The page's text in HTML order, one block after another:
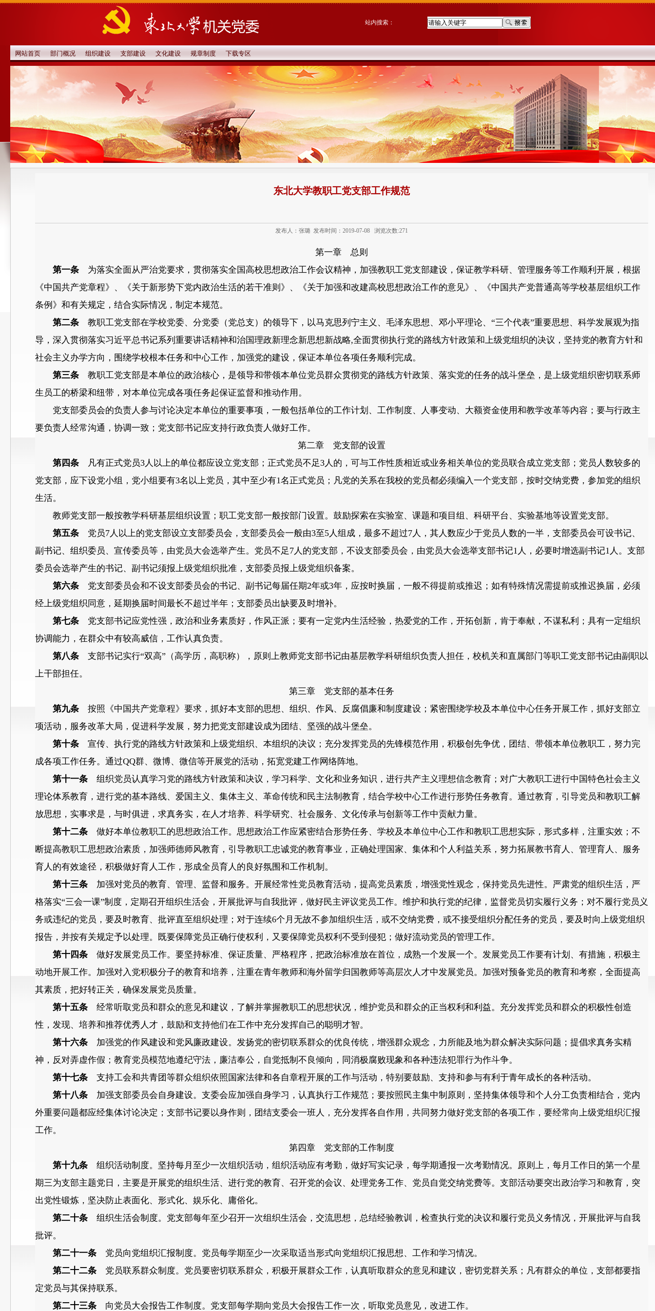
站内搜索：
网站首页 部门概况 组织建设 支部建设 文化建设 规章制度 下载专区
东北大学教职工党支部工作规范
发布人：张璐 发布时间：2019-07-08 浏览次数:271
第一章 总则
第一条 为落实全面从严治党要求，贯彻落实全国高校思想政治工作会议精神，加强教职工党支部建设，保证教学科研、管理服务等工作顺利开展，根据
《中国共产党章程》、《关于新形势下党内政治生活的若干准则》、《关于加强和改建高校思想政治工作的意见》、《中国共产党普通高等学校基层组织工作
条例》和有关规定，结合实际情况，制定本规范。
第二条 教职工党支部在学校党委、分党委（党总支）的领导下，以马克思列宁主义、毛泽东思想、邓小平理论、“三个代表”重要思想、科学发展观为指
导，深入贯彻落实习近平总书记系列重要讲话精神和治国理政新理念新思想新战略,全面贯彻执行党的路线方针政策和上级党组织的决议，坚持党的教育方针和
社会主义办学方向，围绕学校根本任务和中心工作，加强党的建设，保证本单位各项任务顺利完成。
第三条 教职工党支部是本单位的政治核心，是领导和带领本单位党员群众贯彻党的路线方针政策、落实党的任务的战斗堡垒，是上级党组织密切联系师
生员工的桥梁和纽带，对本单位完成各项任务起保证监督和推动作用。
党支部委员会的负责人参与讨论决定本单位的重要事项，一般包括单位的工作计划、工作制度、人事变动、大额资金使用和教学改革等内容；要与行政主
要负责人经常沟通，协调一致；党支部书记应支持行政负责人做好工作。
第二章 党支部的设置
第四条 凡有正式党员3人以上的单位都应设立党支部；正式党员不足3人的，可与工作性质相近或业务相关单位的党员联合成立党支部；党员人数较多的
党支部，应下设党小组，党小组要有3名以上党员，其中至少有1名正式党员；凡党的关系在我校的党员都必须编入一个党支部，按时交纳党费，参加党的组织
生活。
教师党支部一般按教学科研基层组织设置；职工党支部一般按部门设置。鼓励探索在实验室、课题和项目组、科研平台、实验基地等设置党支部。
第五条 党员7人以上的党支部设立支部委员会，支部委员会一般由3至5人组成，最多不超过7人，其人数应少于党员人数的一半，支部委员会可设书记、
副书记、组织委员、宣传委员等，由党员大会选举产生。党员不足7人的党支部，不设支部委员会，由党员大会选举支部书记1人，必要时增选副书记1人。支部
委员会选举产生的书记、副书记须报上级党组织批准，支部委员报上级党组织备案。
第六条 党支部委员会和不设支部委员会的书记、副书记每届任期2年或3年，应按时换届，一般不得提前或推迟；如有特殊情况需提前或推迟换届，必须
经上级党组织同意，延期换届时间最长不超过半年；支部委员出缺要及时增补。
第七条 党支部书记应党性强，政治和业务素质好，作风正派；要有一定党内生活经验，热爱党的工作，开拓创新，肯于奉献，不谋私利；具有一定组织
协调能力，在群众中有较高威信，工作认真负责。
第八条 支部书记实行“双高”（高学历，高职称），原则上教师党支部书记由基层教学科研组织负责人担任，校机关和直属部门等职工党支部书记由副职以
上干部担任。
第三章 党支部的基本任务
第九条 按照《中国共产党章程》要求，抓好本支部的思想、组织、作风、反腐倡廉和制度建设；紧密围绕学校及本单位中心任务开展工作，抓好支部立
项活动，服务改革大局，促进科学发展，努力把党支部建设成为团结、坚强的战斗堡垒。
第十条 宣传、执行党的路线方针政策和上级党组织、本组织的决议；充分发挥党员的先锋模范作用，积极创先争优，团结、带领本单位教职工，努力完
成各项工作任务。通过QQ群、微博、微信等开展党的活动，拓宽党建工作网络阵地。
第十一条 组织党员认真学习党的路线方针政策和决议，学习科学、文化和业务知识，进行共产主义理想信念教育；对广大教职工进行中国特色社会主义
理论体系教育，进行党的基本路线、爱国主义、集体主义、革命传统和民主法制教育，结合学校中心工作进行形势任务教育。通过教育，引导党员和教职工解
放思想，实事求是，与时俱进，求真务实，在人才培养、科学研究、社会服务、文化传承与创新等工作中贡献力量。
第十二条 做好本单位教职工的思想政治工作。思想政治工作应紧密结合形势任务、学校及本单位中心工作和教职工思想实际，形式多样，注重实效；不
断提高教职工思想政治素质，加强师德师风教育，引导教职工忠诚党的教育事业，正确处理国家、集体和个人利益关系，努力拓展教书育人、管理育人、服务
育人的有效途径，积极做好育人工作，形成全员育人的良好氛围和工作机制。
第十三条 加强对党员的教育、管理、监督和服务。开展经常性党员教育活动，提高党员素质，增强党性观念，保持党员先进性。严肃党的组织生活，严
格落实“三会一课”制度，定期召开组织生活会，开展批评与自我批评，做好民主评议党员工作。维护和执行党的纪律，监督党员切实履行义务；对不履行党员义
务或违纪的党员，要及时教育、批评直至组织处理；对于连续6个月无故不参加组织生活，或不交纳党费，或不接受组织分配任务的党员，要及时向上级党组织
报告，并按有关规定予以处理。既要保障党员正确行使权利，又要保障党员权利不受到侵犯；做好流动党员的管理工作。
第十四条 做好发展党员工作。要坚持标准、保证质量、严格程序，把政治标准放在首位，成熟一个发展一个。发展党员工作要有计划、有措施，积极主
动地开展工作。加强对入党积极分子的教育和培养，注重在青年教师和海外留学归国教师等高层次人才中发展党员。加强对预备党员的教育和考察，全面提高
其素质，把好转正关，确保发展党员质量。
第十五条 经常听取党员和群众的意见和建议，了解并掌握教职工的思想状况，维护党员和群众的正当权利和利益。充分发挥党员和群众的积极性创造
性，发现、培养和推荐优秀人才，鼓励和支持他们在工作中充分发挥自己的聪明才智。
第十六条 加强党的作风建设和党风廉政建设。发扬党的密切联系群众的优良传统，增强群众观念，力所能及地为群众解决实际问题；提倡求真务实精
神，反对弄虚作假；教育党员模范地遵纪守法，廉洁奉公，自觉抵制不良倾向，同消极腐败现象和各种违法犯罪行为作斗争。
第十七条 支持工会和共青团等群众组织依照国家法律和各自章程开展的工作与活动，特别要鼓励、支持和参与有利于青年成长的各种活动。
第十八条 加强支部委员会自身建设。支委会应加强自身学习，认真执行工作规范；要按照民主集中制原则，坚持集体领导和个人分工负责相结合，党内
外重要问题都应经集体讨论决定；支部书记要以身作则，团结支委会一班人，充分发挥各自作用，共同努力做好党支部的各项工作，要经常向上级党组织汇报
工作。
第四章 党支部的工作制度
第十九条 组织活动制度。坚持每月至少一次组织活动，组织活动应有考勤，做好写实记录，每学期通报一次考勤情况。原则上，每月工作日的第一个星
期三为支部主题党日，主要是开展党的组织生活、进行党的教育、召开党的会议、处理党务工作、党员自觉交纳党费等。支部活动要突出政治学习和教育，突
出党性锻炼，坚决防止表面化、形式化、娱乐化、庸俗化。
第二十条 组织生活会制度。党支部每年至少召开一次组织生活会，交流思想，总结经验教训，检查执行党的决议和履行党员义务情况，开展批评与自我
批评。
第二十一条 党员向党组织汇报制度。党员每学期至少一次采取适当形式向党组织汇报思想、工作和学习情况。
第二十二条 党员联系群众制度。党员要密切联系群众，积极开展群众工作，认真听取群众的意见和建议，密切党群关系；凡有群众的单位，支部都要指
定党员与其保持联系。
第二十三条 向党员大会报告工作制度。党支部每学期向党员大会报告工作一次，听取党员意见，改进工作。